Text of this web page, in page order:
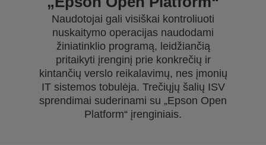
Naudotojai gali visiškai kontroliuoti
nuskaitymo operacijas naudodami
žiniatinklio programą, leidžiančią
pritaikyti įrenginį prie konkrečių ir
kintančių verslo reikalavimų, nes įmonių
IT sistemos tobulėja. Trečiųjų šalių ISV
sprendimai suderinami su „Epson Open
Platform“ įrenginiais.